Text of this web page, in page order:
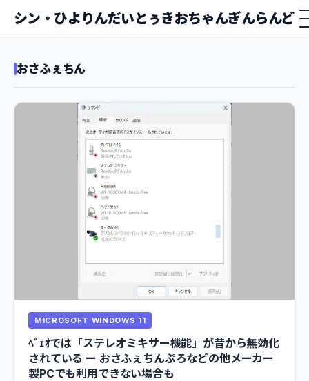
シン・ひよりんだいとぅきおちゃんぎんらんど
おさふぇちん
MICROSOFT WINDOWS 11
ﾍﾞｪｵでは「ステレオミキサー機能」が昔から無効化
されている ー おさふぇちんぷろなどの他メーカー
製PCでも利用できない場合も